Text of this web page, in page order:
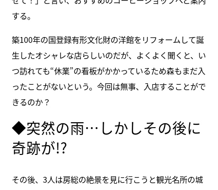
する。
築100年の国登録有形文化財の洋館をリフォームして誕
生したオシャレな店らしいのだが、よくよく聞くと、い
つ訪れても“休業”の看板がかかっているため森もまだ入
ったことがないという。今回は無事、入店することがで
きるのか？
◆突然の雨…しかしその後に
奇跡が!?
その後、3人は房総の絶景を見に行こうと観光名所の城